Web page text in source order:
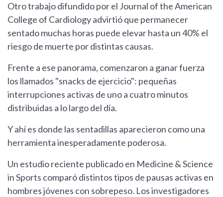
Otro trabajo difundido por el Journal of the American
College of Cardiology advirtió que permanecer
sentado muchas horas puede elevar hasta un 40% el
riesgo de muerte por distintas causas.
Frente a ese panorama, comenzaron a ganar fuerza
los llamados "snacks de ejercicio": pequeñas
interrupciones activas de uno a cuatro minutos
distribuidas a lo largo del día.
Y ahí es donde las sentadillas aparecieron como una
herramienta inesperadamente poderosa.
Un estudio reciente publicado en Medicine & Science
in Sports comparó distintos tipos de pausas activas en
hombres jóvenes con sobrepeso. Los investigadores